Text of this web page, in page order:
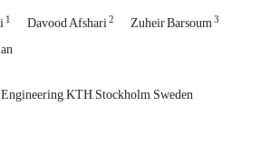
1 Davood Afshari2 Zuheir Barsoum3
KTH, Stockholm, Sweden